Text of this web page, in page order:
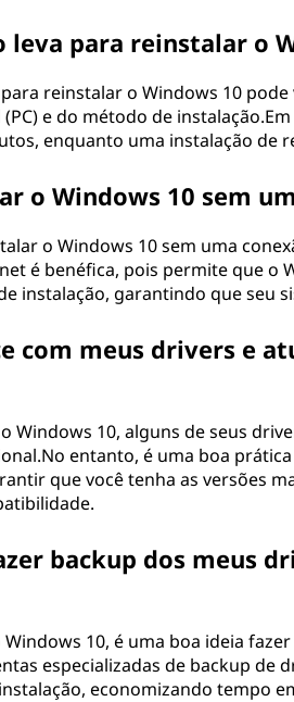
para reinstalar o
reinstalar o Windows 10
e do método de
enquanto uma instalação de
o Windows 10 sem
o Windows 10 sem uma
é benéfica, pois permite que o
instalação, garantindo que seu
com meus drivers e
Windows 10, alguns de seus
entanto, é uma boa
que você tenha as versões
backup dos meus
10, é uma boa ideia
especializadas de backup de
economizando tempo